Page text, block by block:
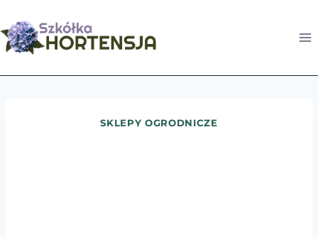
do
treści
SKLEPY OGRODNICZE